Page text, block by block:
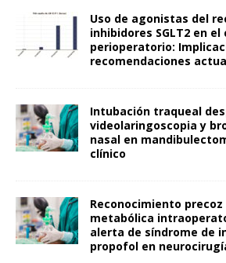
Uso de agonistas del
inhibidores SGLT2 en
perioperatorio:
recomendaciones
Intubación traqueal
videolaringoscopia y
nasal en
clínico
Reconocimiento precoz
metabólica
alerta de síndrome de
propofol en